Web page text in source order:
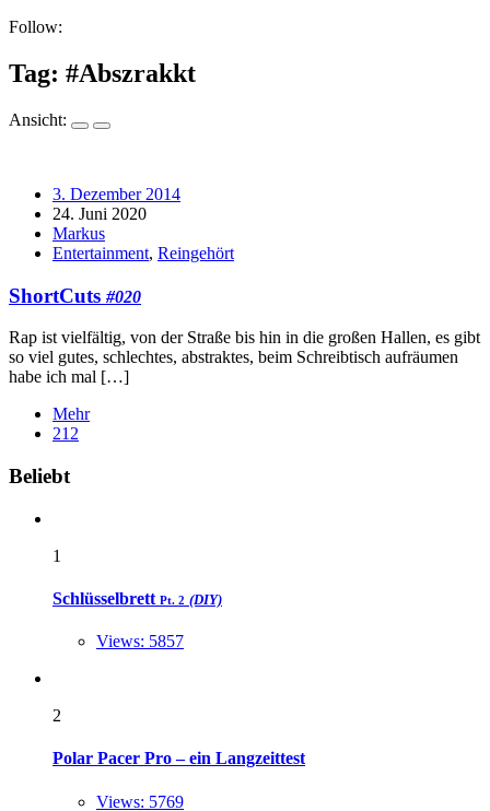
Follow:
Tag: #Abszrakkt
Ansicht:
3. Dezember 2014
24. Juni 2020
Markus
Entertainment, Reingehört
ShortCuts #020
Rap ist vielfältig, von der Straße bis hin in die großen Hallen, es gibt
so viel gutes, schlechtes, abstraktes, beim Schreibtisch aufräumen
habe ich mal […]
Mehr
212
Widgets
Beliebt
1
Schlüsselbrett Pt. 2 (DIY)
Views: 5857
2
Polar Pacer Pro – ein Langzeittest
Views: 5769